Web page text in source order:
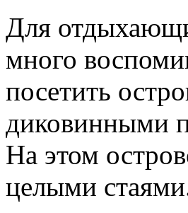
Для
много
посетить
диковинными
На этом
целыми